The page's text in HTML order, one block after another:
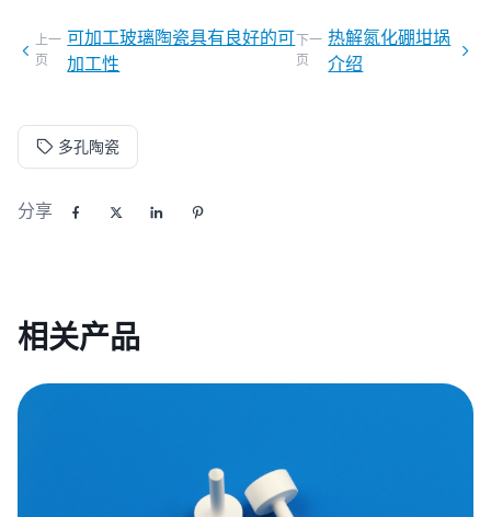
上一
页
可加工玻璃陶瓷具有良好的可
加工性
下一
页
热解氮化硼坩埚
介绍
多孔陶瓷
分享
相关产品